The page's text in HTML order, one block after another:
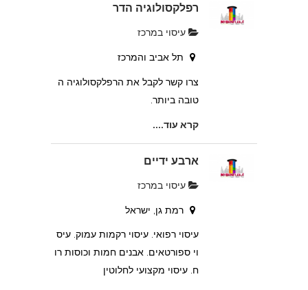
רפלקסולוגיה הדר
עיסוי במרכז
תל אביב והמרכז
צרו קשר לקבל את הרפלקסולוגיה ה
טובה ביותר.
קרא עוד....
ארבע ידיים
עיסוי במרכז
רמת גן, ישראל
עיסוי רפואי. עיסוי רקמות עמוק. עיס
וי ספורטאים. אבנים חמות וכוסות רו
ח. עיסוי מקצועי לחלוטין